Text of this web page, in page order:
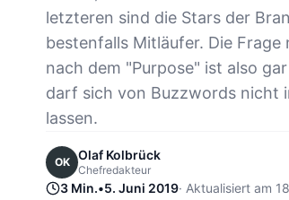
letzteren sind die Stars der
bestenfalls Mitläufer. Die Frage
nach dem "Purpose" ist also
darf sich von Buzzwords nicht
lassen.
OK Olaf Kolbrück
Chefredakteur
3 Min.•5. Juni 2019· Aktualisiert am